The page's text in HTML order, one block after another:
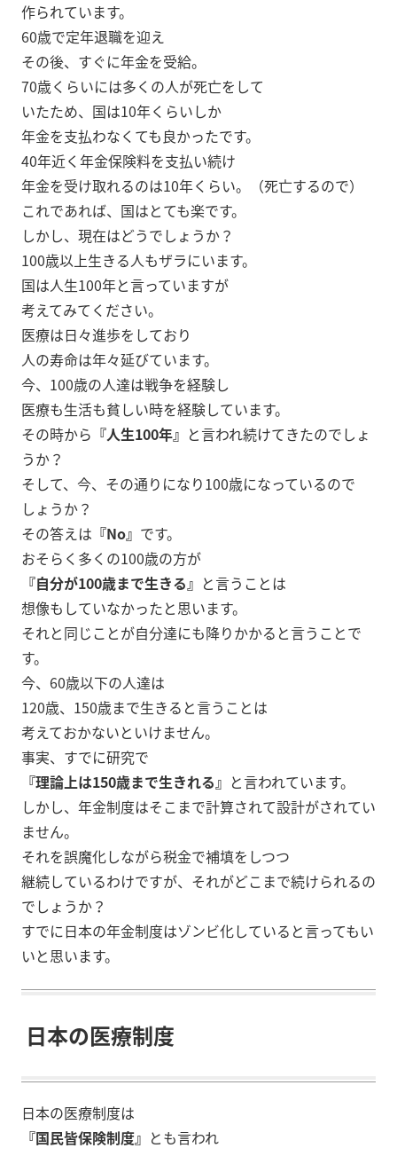
作られています。
60歳で定年退職を迎え
その後、すぐに年金を受給。
70歳くらいには多くの人が死亡をして
いたため、国は10年くらいしか
年金を支払わなくても良かったです。
40年近く年金保険料を支払い続け
年金を受け取れるのは10年くらい。（死亡するので）
これであれば、国はとても楽です。
しかし、現在はどうでしょうか？
100歳以上生きる人もザラにいます。
国は人生100年と言っていますが
考えてみてください。
医療は日々進歩をしており
人の寿命は年々延びています。
今、100歳の人達は戦争を経験し
医療も生活も貧しい時を経験しています。
その時から 『人生100年』 と言われ続けてきたのでしょ
うか？
そして、今、その通りになり100歳になっているので
しょうか？
その答えは 『No』 です。
おそらく多くの100歳の方が
『自分が100歳まで生きる』 と言うことは
想像もしていなかったと思います。
それと同じことが自分達にも降りかかると言うことで
す。
今、60歳以下の人達は
120歳、150歳まで生きると言うことは
考えておかないといけません。
事実、すでに研究で
『理論上は150歳まで生きれる』 と言われています。
しかし、年金制度はそこまで計算されて設計がされてい
ません。
それを誤魔化しながら税金で補填をしつつ
継続しているわけですが、それがどこまで続けられるの
でしょうか？
すでに日本の年金制度はゾンビ化していると言ってもい
いと思います。
日本の医療制度
日本の医療制度は
『国民皆保険制度』 とも言われ